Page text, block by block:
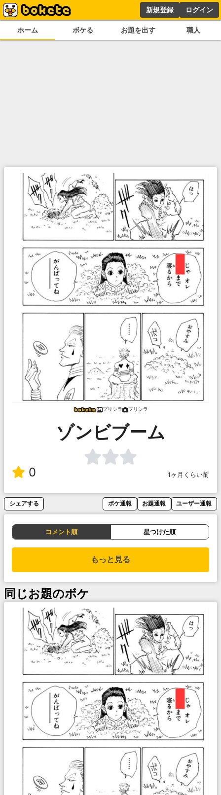
新規登録 ログイン
ホーム ボケる お題を出す 職人
プリシラ プリシラ
ゾンビブーム
0 1ヶ月くらい前
シェアする ボケ通報 お題通報 ユーザー通報
コメント順 星つけた順
もっと見る
同じお題のボケ